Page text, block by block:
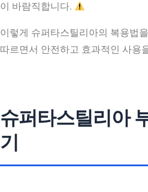
이 바람직합니다.
이렇게 슈퍼타스틸리아의 복용법
따르면서 안전하고 효과적인 사용
슈퍼타스틸리아
기